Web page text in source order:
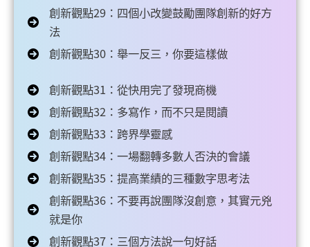
創新觀點29：四個小改變鼓勵團隊創新的好方
法
創新觀點30：舉一反三，你要這樣做
創新觀點31：從快用完了發現商機
創新觀點32：多寫作，而不只是閱讀
創新觀點33：跨界學靈感
創新觀點34：一場翻轉多數人否決的會議
創新觀點35：提高業績的三種數字思考法
創新觀點36：不要再說團隊沒創意，其實元兇
就是你
創新觀點37：三個方法說一句好話